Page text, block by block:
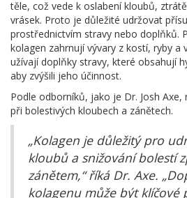
těle, což vede k oslabení kloubů,
vrásek. Proto je důležité udržovat
prostřednictvím stravy nebo doplňků.
kolagen zahrnují vývary z kostí, ryby a
užívají doplňky stravy, které obsahují
aby zvýšili jeho účinnost.
Podle odborníků, jako je Dr. Josh
při bolestivých kloubech a zánětech.
„Kolagen je důležitý pro
kloubů a snižování bolestí
zánětem,“ říká Dr. Axe.
kolagenu může být klíčové